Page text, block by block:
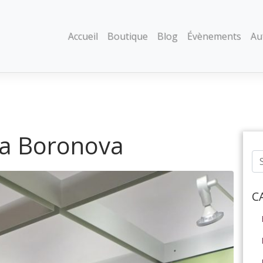
Accueil Boutique Blog Évènements
Boronova